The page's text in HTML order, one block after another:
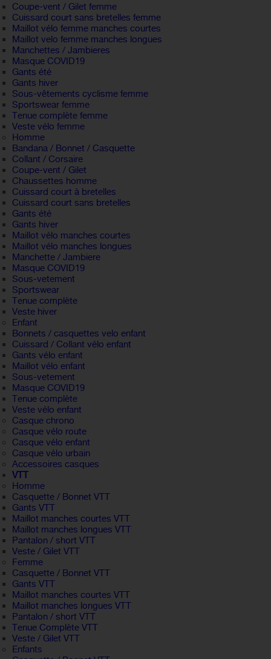
Coupe-vent / Gilet femme
Cuissard court sans bretelles femme
Maillot vélo femme manches courtes
Maillot velo femme manches longues
Manchettes / Jambieres
Masque COVID19
Gants été
Gants hiver
Sous-vêtements cyclisme femme
Sportswear femme
Tenue complète femme
Veste vélo femme
Homme
Bandana / Bonnet / Casquette
Collant / Corsaire
Coupe-vent / Gilet
Chaussettes homme
Cuissard court à bretelles
Cuissard court sans bretelles
Gants été
Gants hiver
Maillot vélo manches courtes
Maillot vélo manches longues
Manchette / Jambiere
Masque COVID19
Sous-vetement
Sportswear
Tenue complète
Veste hiver
Enfant
Bonnets / casquettes velo enfant
Cuissard / Collant vélo enfant
Gants vélo enfant
Maillot vélo enfant
Sous-vetement
Masque COVID19
Tenue complète
Veste vélo enfant
Casque chrono
Casque vélo route
Casque vélo enfant
Casque vélo urbain
Accessoires casques
VTT
Homme
Casquette / Bonnet VTT
Gants VTT
Maillot manches courtes VTT
Maillot manches longues VTT
Pantalon / short VTT
Veste / Gilet VTT
Femme
Casquette / Bonnet VTT
Gants VTT
Maillot manches courtes VTT
Maillot manches longues VTT
Pantalon / short VTT
Tenue Complète VTT
Veste / Gilet VTT
Enfants